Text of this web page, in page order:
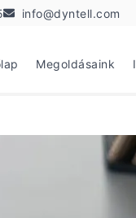
info@dyntell.com
Megoldásaink